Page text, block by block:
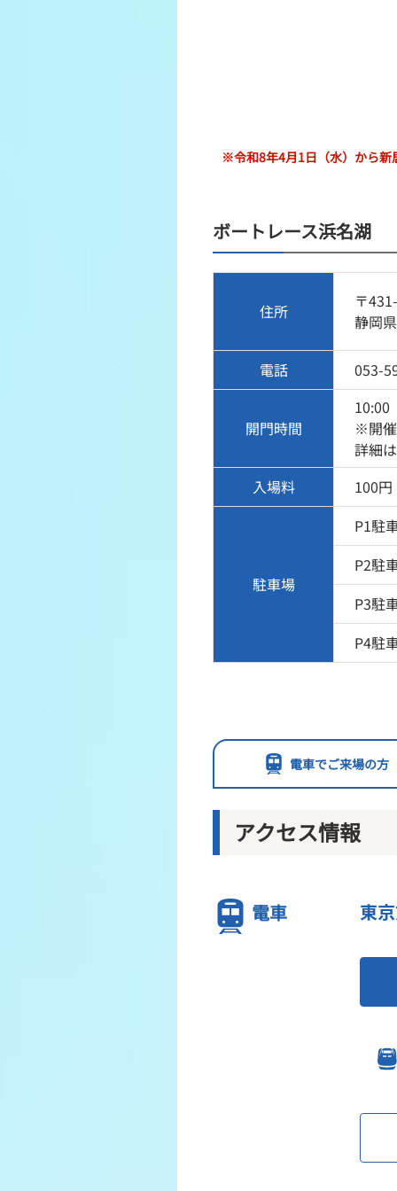
※令和8年4月1日（水）から新
ボートレース浜名湖
住所
〒
静岡
電話 053-
開門時間
10:00
※開催
詳細は
入場料
100
駐車場
P1駐
P2駐
P3駐
P4駐
電車でご来場の方
アクセス情報
電車